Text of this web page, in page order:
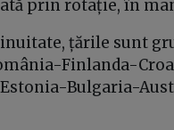
prin rotație, în
țările sunt
Finlanda-
Bulgaria-